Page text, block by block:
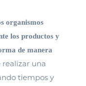
organismos
los productos y
de manera
realizar una
tiempos y